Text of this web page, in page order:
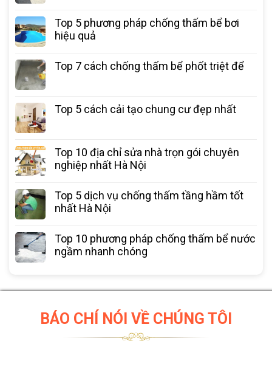
Top 5 phương pháp chống thấm bể bơi
hiệu quả
Top 7 cách chống thấm bể phốt triệt để
Top 5 cách cải tạo chung cư đẹp nhất
Top 10 địa chỉ sửa nhà trọn gói chuyên
nghiệp nhất Hà Nội
Top 5 dịch vụ chống thấm tầng hầm tốt
nhất Hà Nội
Top 10 phương pháp chống thấm bể nước
ngầm nhanh chóng
BÁO CHÍ NÓI VỀ CHÚNG TÔI